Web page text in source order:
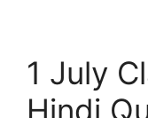
1 July
Hindi